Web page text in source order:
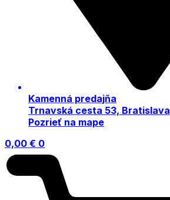
Kamenná predajňa
Trnavská cesta 53, Bratislava
Pozrieť na mape
0,00 € 0